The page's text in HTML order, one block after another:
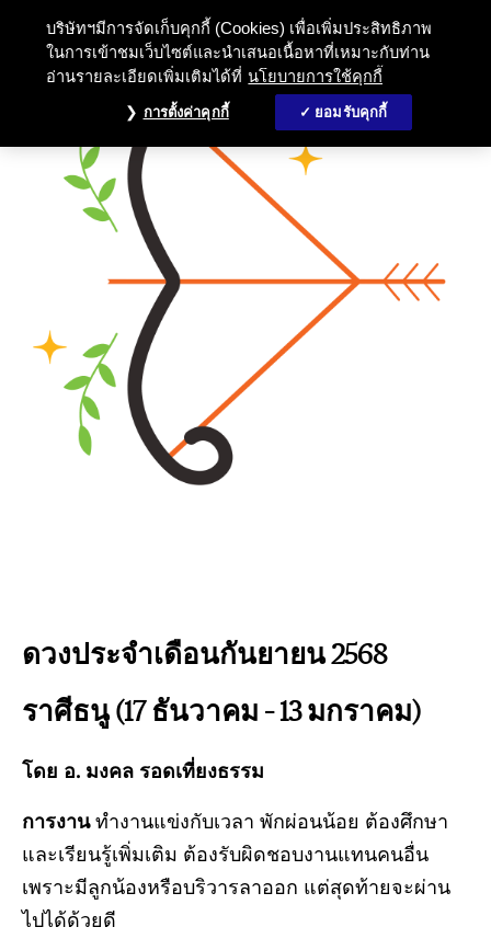
ดวงประจำเดือนกันยายน 2568
ราศีธนู (17 ธันวาคม – 13 มกราคม)
โดย อ. มงคล รอดเที่ยงธรรม
การงาน ทำงานแข่งกับเวลา พักผ่อนน้อย ต้องศึกษา
และเรียนรู้เพิ่มเติม ต้องรับผิดชอบงานแทนคนอื่น
เพราะมีลูกน้องหรือบริวารลาออก แต่สุดท้ายจะผ่าน
ไปได้ด้วยดี
บริษัทฯมีการจัดเก็บคุกกี้ (Cookies) เพื่อเพิ่มประสิทธิภาพ
ในการเข้าชมเว็บไซต์และนำเสนอเนื้อหาที่เหมาะกับท่าน
อ่านรายละเอียดเพิ่มเติมได้ที่ นโยบายการใช้คุกกี้
การตั้งค่าคุกกี้ ยอมรับคุกกี้